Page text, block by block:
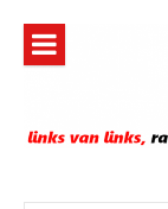
inhoud